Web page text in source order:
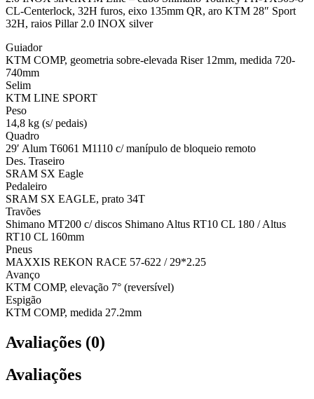
CL-Centerlock, 32H furos, eixo 135mm QR, aro KTM 28″ Sport
32H, raios Pillar 2.0 INOX silver
Guiador
KTM COMP, geometria sobre-elevada Riser 12mm, medida 720-
740mm
Selim
KTM LINE SPORT
Peso
14,8 kg (s/ pedais)
Quadro
29′ Alum T6061 M1110 c/ manípulo de bloqueio remoto
Des. Traseiro
SRAM SX Eagle
Pedaleiro
SRAM SX EAGLE, prato 34T
Travões
Shimano MT200 c/ discos Shimano Altus RT10 CL 180 / Altus
RT10 CL 160mm
Pneus
MAXXIS REKON RACE 57-622 / 29*2.25
Avanço
KTM COMP, elevação 7° (reversível)
Espigão
KTM COMP, medida 27.2mm
Avaliações (0)
Avaliações